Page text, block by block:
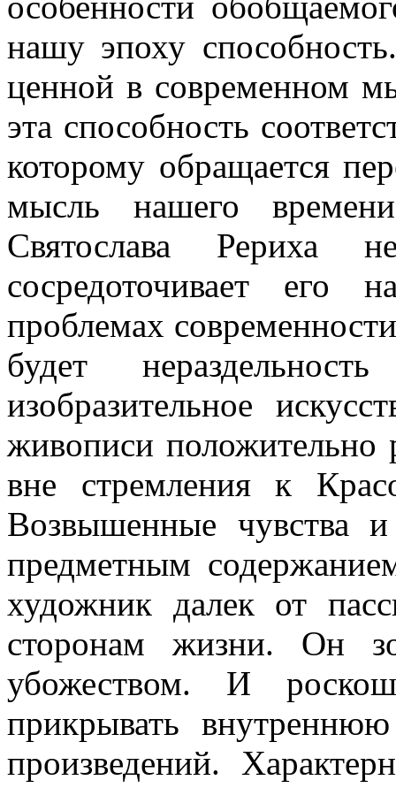
нашу эпоху
ценной в современном
эта способность
которому обращается
мысль нашего
Святослава Рериха
сосредоточивает его
проблемах
будет
изобразительное
живописи положительно
вне стремления к
Возвышенные чувства
предметным
художник далек от
сторонам жизни. Он
убожеством. И
прикрывать
произведений.